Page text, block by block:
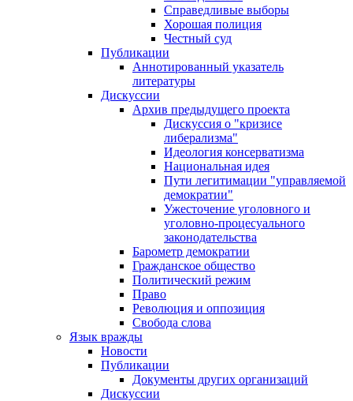
Справедливые выборы
Хорошая полиция
Честный суд
Публикации
Аннотированный указатель
литературы
Дискуссии
Архив предыдущего проекта
Дискуссия о "кризисе
либерализма"
Идеология консерватизма
Национальная идея
Пути легитимации "управляемой
демократии"
Ужесточение уголовного и
уголовно-процесуального
законодательства
Барометр демократии
Гражданское общество
Политический режим
Право
Революция и оппозиция
Свобода слова
Язык вражды
Новости
Публикации
Документы других организаций
Дискуссии